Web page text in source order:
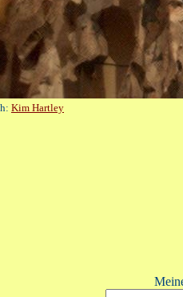
Kim Hartley